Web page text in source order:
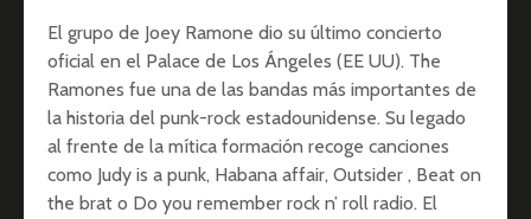
El grupo de Joey Ramone dio su último concierto
oficial en el Palace de Los Ángeles (EE UU). The
Ramones fue una de las bandas más importantes de
la historia del punk-rock estadounidense. Su legado
al frente de la mítica formación recoge canciones
como Judy is a punk, Habana affair, Outsider , Beat on
the brat o Do you remember rock n’ roll radio. El